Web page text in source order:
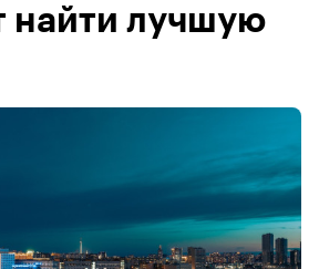
найти лучшую